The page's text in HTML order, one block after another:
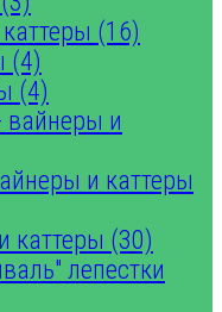
(16)
(4)
(4)
вайнеры и
и каттеры
каттеры (30)
лепестки